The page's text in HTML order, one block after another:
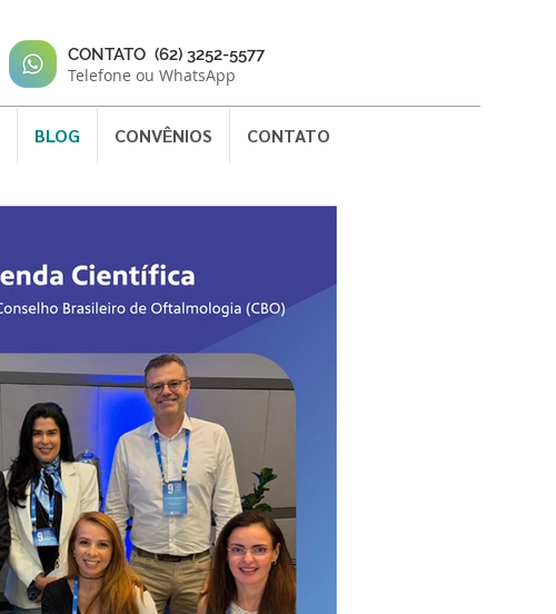
CONTATO (62) 3252-5577
Telefone ou WhatsApp
BLOG CONVÊNIOS CONTATO